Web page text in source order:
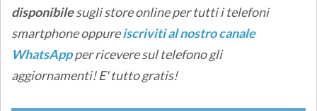
disponibilesugli store onlineper tutti i telefoni
smartphone oppureiscriviti al nostro canale
WhatsAppper ricevere sul telefono gli
aggiornamenti! E' tutto gratis!